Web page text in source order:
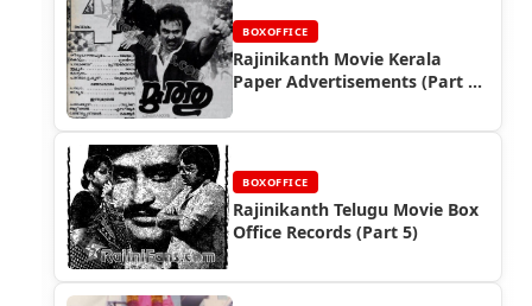
BOXOFFICE
Rajinikanth Movie Kerala
Paper Advertisements (Part 6)
BOXOFFICE
Rajinikanth Telugu Movie Box
Office Records (Part 5)